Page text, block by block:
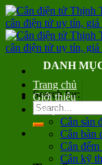
Search for:
DANH
Trang chủ
Giới thiệu
Sản phẩm
Cân sàn
Cân bàn
Cân
Cân kỹ